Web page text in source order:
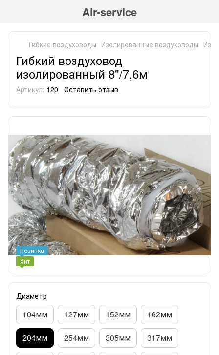
Air-service
Гибкие воздуховоды Изолированные воздуховоды
Гибкий воздуховод
изолированный 8"/7,6м
Артикул: 120 Оставить отзыв
Новинка
Хит
Диаметр
104мм 127мм 152мм 162мм
204мм 254мм 305мм 317мм